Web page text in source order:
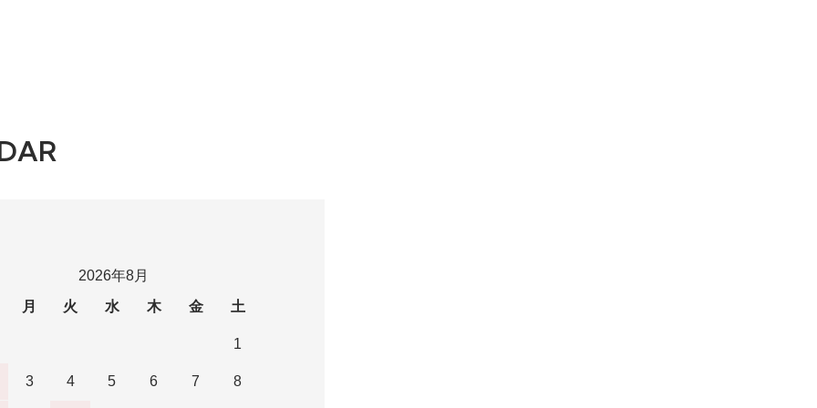
2026年8月
月 火 水 木 金 土
1
3 4 5 6 7 8